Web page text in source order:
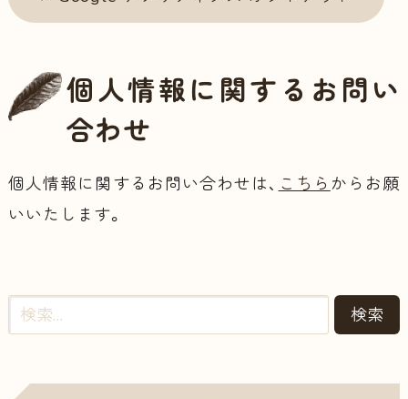
個人情報に関するお問い
合わせ
個人情報に関するお問い合わせは、 こちら からお願
いいたします。